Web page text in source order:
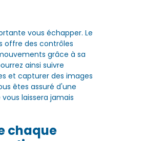
vous échapper. Le
offre des contrôles
grâce à sa
ainsi suivre
et capturer des images
êtes assuré d'une
laissera jamais
chaque